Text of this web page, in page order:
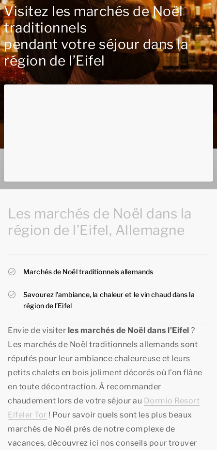
Visitez les marchés de Noël
traditionnels
pendant votre séjour dans la
région de l’Eifel
Les marchés de Noël dans la
région de l’Eifel, Allemagne
Marchés de Noël traditionnels allemands
Savourez l’ambiance, la chaleur et le vin chaud dans la
région de l’Eifel
Envie de visiter les marchés de Noël dans l’Eifel ?
Les marchés de Noël traditionnels allemands sont
réputés pour leur ambiance chaleureuse et leurs
petits chalets en bois joliment décorés où l’on flâne
en toute décontraction. À recommander
chaudement lors de votre séjour au Dormio Resort
Eifeler Tor ! Pour savoir quels sont les plus beaux
marchés de Noël près de notre complexe de
vacances, découvrez ici nos conseils pour trouver